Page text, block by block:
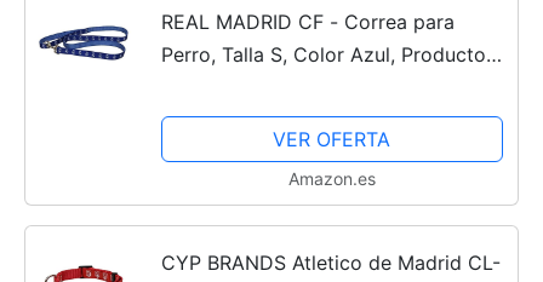
REAL MADRID CF - Correa para
Perro, Talla S, Color Azul, Producto
VER OFERTA
Amazon.es
CYP BRANDS Atletico de Madrid CL-